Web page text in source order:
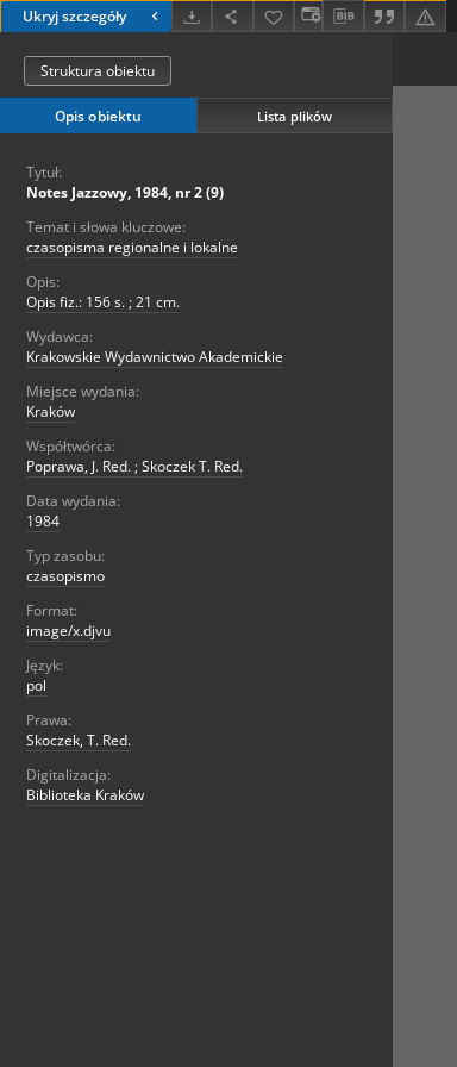
Ukryj szczegóły
Struktura obiektu
Opis obiektu Lista plików
Tytuł:
Notes Jazzowy, 1984, nr 2 (9)
Temat i słowa kluczowe:
czasopisma regionalne i lokalne
Opis:
Opis fiz.: 156 s. ; 21 cm.
Wydawca:
Krakowskie Wydawnictwo Akademickie
Miejsce wydania:
Kraków
Współtwórca:
Poprawa, J. Red. ; Skoczek T. Red.
Data wydania:
1984
Typ zasobu:
czasopismo
Format:
image/x.djvu
Język:
pol
Prawa:
Skoczek, T. Red.
Digitalizacja:
Biblioteka Kraków